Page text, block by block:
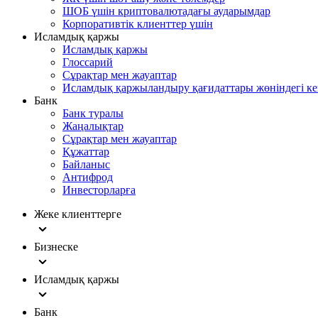
ШОБ үшін криптовалютадағы аударымдар
Корпоративтік клиенттер үшін
Исламдық қаржы
Исламдық қаржы
Глоссарий
Сұрақтар мен жауаптар
Исламдық қаржыландыру қағидаттары жөніндегі
Банк
Банк туралы
Жаңалықтар
Сұрақтар мен жауаптар
Құжаттар
Байланыс
Антифрод
Инвесторларға
Жеке клиенттерге
Бизнеске
Исламдық қаржы
Банк